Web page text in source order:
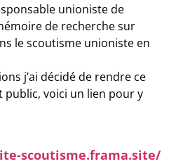
unioniste de
de recherche sur
le scoutisme unioniste en
j’ai décidé de rendre ce
voici un lien pour y
scoutisme.frama.site/